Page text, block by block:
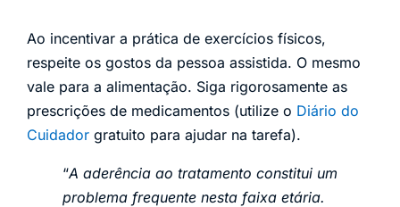
Ao incentivar a prática de exercícios físicos,
respeite os gostos da pessoa assistida. O mesmo
vale para a alimentação. Siga rigorosamente as
prescrições de medicamentos (utilize o Diário do
Cuidador gratuito para ajudar na tarefa).
“A aderência ao tratamento constitui um
problema frequente nesta faixa etária.